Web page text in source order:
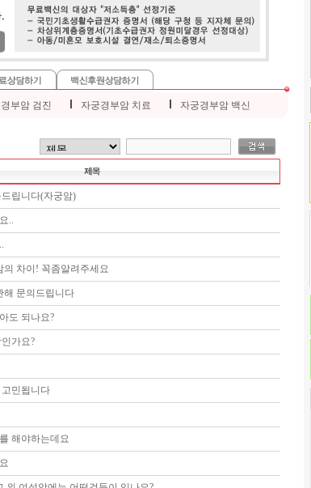
부암 검진 Ｉ 자궁경부암 치료 Ｉ 자궁경부암 백신
립니다(자궁암)
..
의 차이! 꼭좀알려주세요
해 문의드립니다
도 되나요?
가요?
민됩니다
해야하는데요